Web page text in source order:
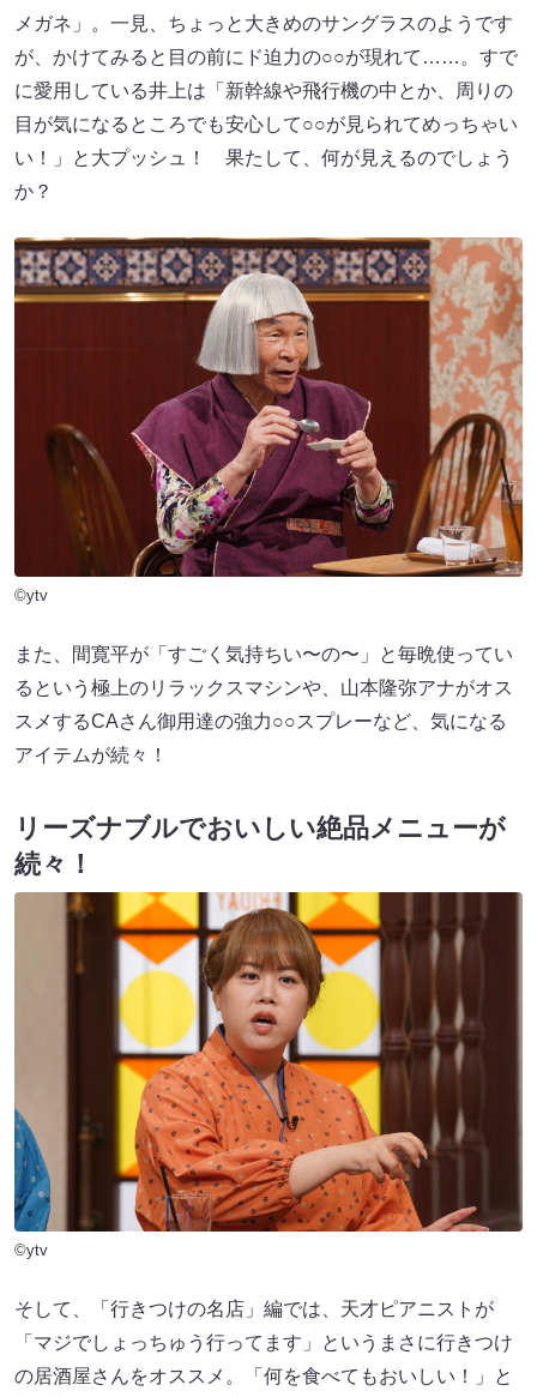
メガネ」。一見、ちょっと大きめのサングラスのようです
が、かけてみると目の前にド迫力の○○が現れて……。すで
に愛用している井上は「新幹線や飛行機の中とか、周りの
目が気になるところでも安心して○○が見られてめっちゃい
い！」と大プッシュ！ 果たして、何が見えるのでしょう
か？
©ytv
また、間寛平が「すごく気持ちい〜の〜」と毎晩使ってい
るという極上のリラックスマシンや、山本隆弥アナがオス
スメするCAさん御用達の強力○○スプレーなど、気になる
アイテムが続々！
リーズナブルでおいしい絶品メニューが
続々！
©ytv
そして、「行きつけの名店」編では、天才ピアニストが
「マジでしょっちゅう行ってます」というまさに行きつけ
の居酒屋さんをオススメ。「何を食べてもおいしい！」と